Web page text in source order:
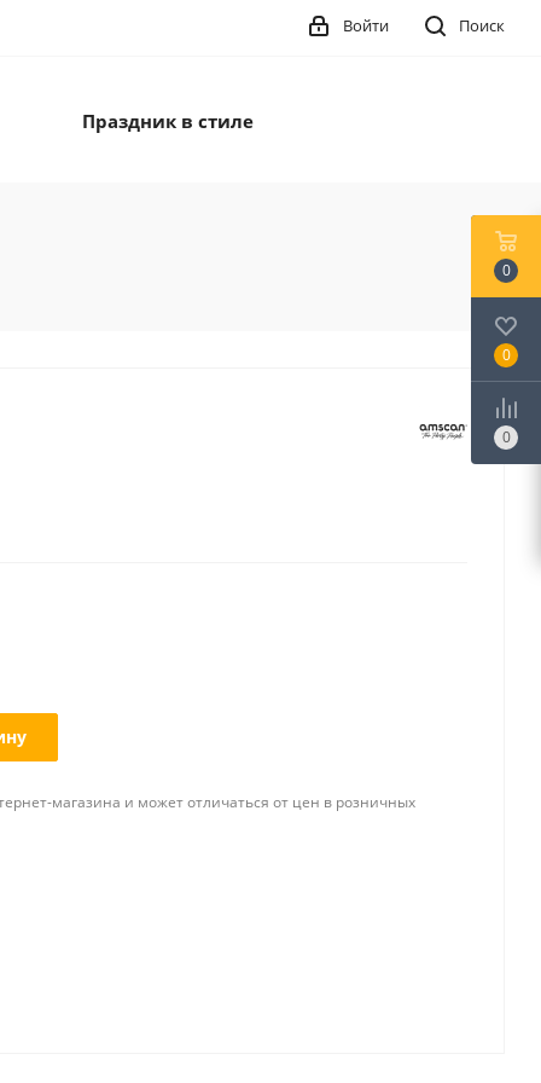
Поиск
Войти
Праздник в стиле
магазина и может отличаться от цен в розничных
0
0
0